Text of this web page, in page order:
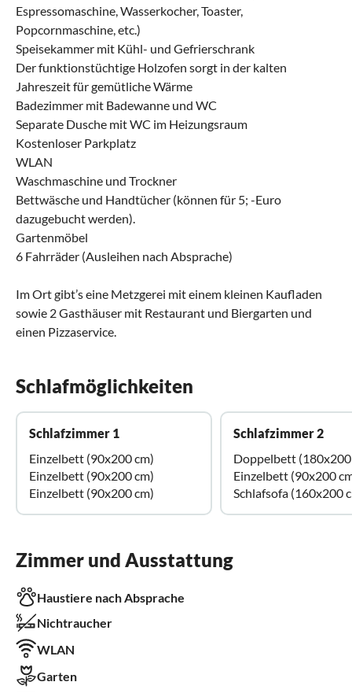
Espressomaschine, Wasserkocher, Toaster,
Popcornmaschine, etc.)
Speisekammer mit Kühl- und Gefrierschrank
Der funktionstüchtige Holzofen sorgt in der kalten
Jahreszeit für gemütliche Wärme
Badezimmer mit Badewanne und WC
Separate Dusche mit WC im Heizungsraum
Kostenloser Parkplatz
WLAN
Waschmaschine und Trockner
Bettwäsche und Handtücher (können für 5; -Euro
dazugebucht werden).
Gartenmöbel
6 Fahrräder (Ausleihen nach Absprache)
Im Ort gibt’s eine Metzgerei mit einem kleinen Kaufladen
sowie 2 Gasthäuser mit Restaurant und Biergarten und
einen Pizzaservice.
Schlafmöglichkeiten
Schlafzimmer 1
Einzelbett (90x200 cm)
Einzelbett (90x200 cm)
Einzelbett (90x200 cm)
Schlafzimmer 2
Doppelbett (180x200
Einzelbett (90x200
Schlafsofa (160x200
Zimmer und Ausstattung
Haustiere nach Absprache
Nichtraucher
WLAN
Garten